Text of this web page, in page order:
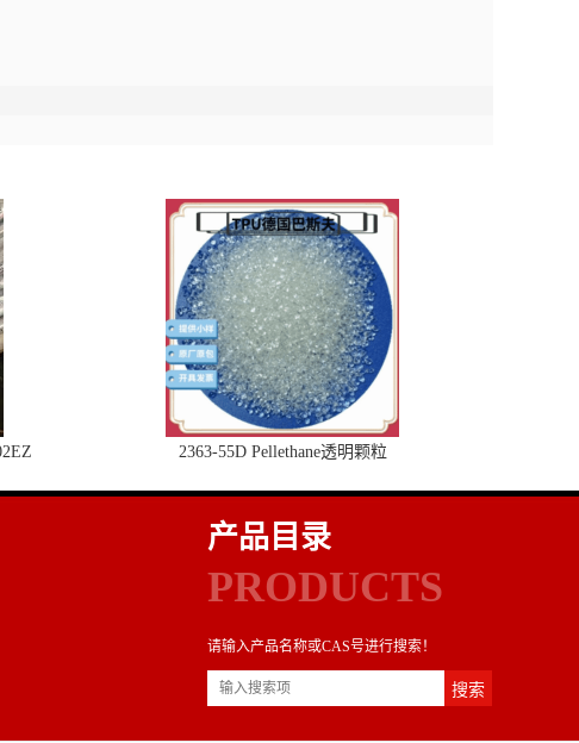
2363-55D Pellethane透明颗粒
产品目录
PRODUCTS
请输入产品名称或CAS号进行搜索！